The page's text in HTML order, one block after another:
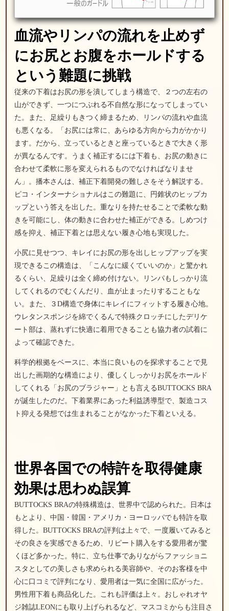
血流やリンパの流れを止めず
にお尻とお腹をホールドする
という難題に挑戦
従来の下着はお尻の形を潰してしまう構造で、２つの左右の
山ができず、一つにつぶれる不自然な形になってしまってい
た。また、足繰りもきつく締まるため、リンパの流れや血流
も悪くなる。「お尻には常に、あらゆる方向から力がかかり
ます。だから、立っているときと座っているときで大きく形
が異なるんです。うまく補正するには下着も、お尻の動きに
合わせて柔軟に形を変えられるものでなければなりませ
ん」。播本さんは、補正下着開発の難しさをそう解説する。
ピコ・インターナショナルはこの難題に、円錐状のヒップカ
ップという答えを出した。重なりを持たせることで柔軟な動
きを可能にし、体の動きに合わせた補正ができる。しめつけ
感を抑え、補正下着とは思えない履き心地も実現した。
小尻に見せつつ、キレイにお尻の形を出しヒップアップを実
現できるこの構造は、「こんなに緩くていいのか」と驚かれ
るくらい、足繰りは全く締め付けない。リンパもしっかり流
してくれるのでむくんだり、血が止まったりすることもな
い。また、３D構造で身体にキレイにフィットする履き心地。
ウレタンスポンジを綿でくるんで特殊クロッチにしたデリケ
ート部は、蒸れずに快適に着用できることも協力者の試着に
よって確認できた。
科学的根拠をベースに、本当に良いものを探求することで見
出した画期的な構造により、優しくしっかりお尻をホールド
してくれる「お尻のブラジャー」とも言えるBUTTOCKS BRA
が誕生したのだ。下着業界にあった利益誘導型で、製造コス
ト抑える発想では生まれることがなかった下着といえる。
世界各国での特許を取得健康
効果は思わぬ誤算
BUTTOCKS BRAの特殊構造は、世界中で認められた。日本は
もとより、中国・韓国・アメリカ・ヨーロッパでも特許を取
得した。BUTTOCKS BRAの評判は上々で、一度履いてみると
その良さを実感できるため、リピート購入をする愛用者が驚
くほど多かった。特に、立ち仕事でありながらファッショニ
スタとしての美しさも求められる美容師や、そのお客様を中
心に口コミで評判になり、愛用者は一気に全国に広がった。
男性用下着も商品化した。これも評価は上々。おしゃれオヤ
ジ雑誌LEONにも取り上げられるなど、マスコミからも注目さ